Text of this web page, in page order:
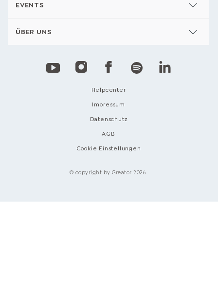
EVENTS
ÜBER UNS
Helpcenter
Impressum
Datenschutz
AGB
Cookie Einstellungen
© copyright by Greator 2026